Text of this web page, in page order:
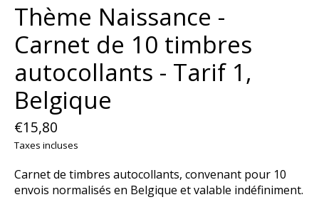
Thème Naissance -
Carnet de 10 timbres
autocollants - Tarif 1,
Belgique
€15,80
Taxes incluses
Carnet de timbres autocollants, convenant pour 10
envois normalisés en Belgique et valable indéfiniment.